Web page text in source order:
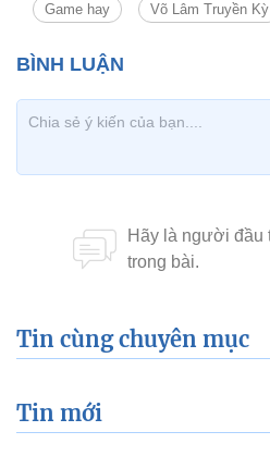
Game hay Võ Lâm Truyền Kỳ
Tin cùng chuyên mục
Tin mới